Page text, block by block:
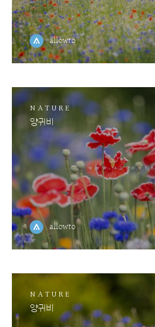
allowto
NATURE
양귀비
allowto
NATURE
양귀비